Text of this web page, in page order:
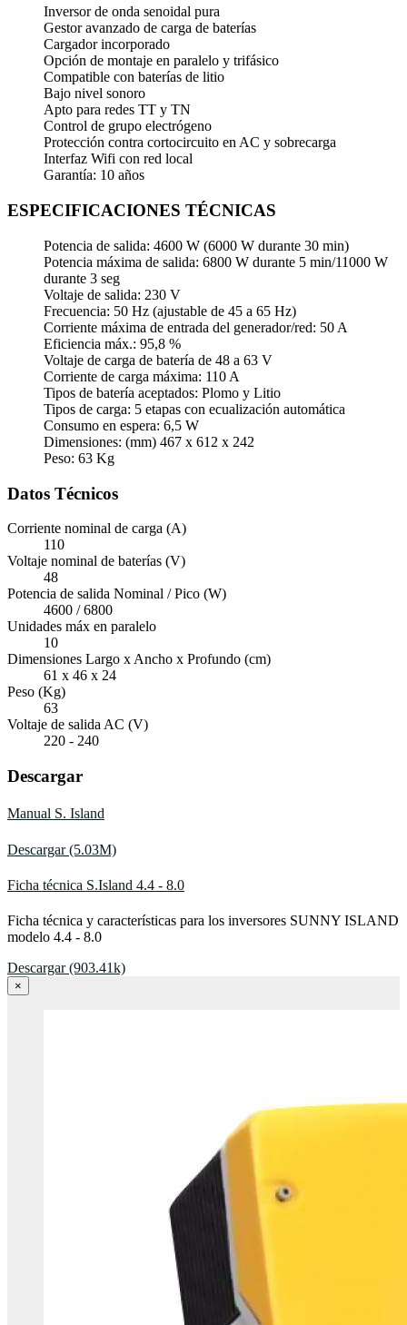
Inversor de onda senoidal pura
Gestor avanzado de carga de baterías
Cargador incorporado
Opción de montaje en paralelo y trifásico
Compatible con baterías de litio
Bajo nivel sonoro
Apto para redes TT y TN
Control de grupo electrógeno
Protección contra cortocircuito en AC y sobrecarga
Interfaz Wifi con red local
Garantía: 10 años
ESPECIFICACIONES TÉCNICAS
Potencia de salida: 4600 W (6000 W durante 30 min)
Potencia máxima de salida: 6800 W durante 5 min/11000 W
durante 3 seg
Voltaje de salida: 230 V
Frecuencia: 50 Hz (ajustable de 45 a 65 Hz)
Corriente máxima de entrada del generador/red: 50 A
Eficiencia máx.: 95,8 %
Voltaje de carga de batería de 48 a 63 V
Corriente de carga máxima: 110 A
Tipos de batería aceptados: Plomo y Litio
Tipos de carga: 5 etapas con ecualización automática
Consumo en espera: 6,5 W
Dimensiones: (mm) 467 x 612 x 242
Peso: 63 Kg
Datos Técnicos
Corriente nominal de carga (A)
110
Voltaje nominal de baterías (V)
48
Potencia de salida Nominal / Pico (W)
4600 / 6800
Unidades máx en paralelo
10
Dimensiones Largo x Ancho x Profundo (cm)
61 x 46 x 24
Peso (Kg)
63
Voltaje de salida AC (V)
220 - 240
Descargar
Manual S. Island
Descargar (5.03M)
Ficha técnica S.Island 4.4 - 8.0
Ficha técnica y características para los inversores SUNNY ISLAND
modelo 4.4 - 8.0
Descargar (903.41k)
×